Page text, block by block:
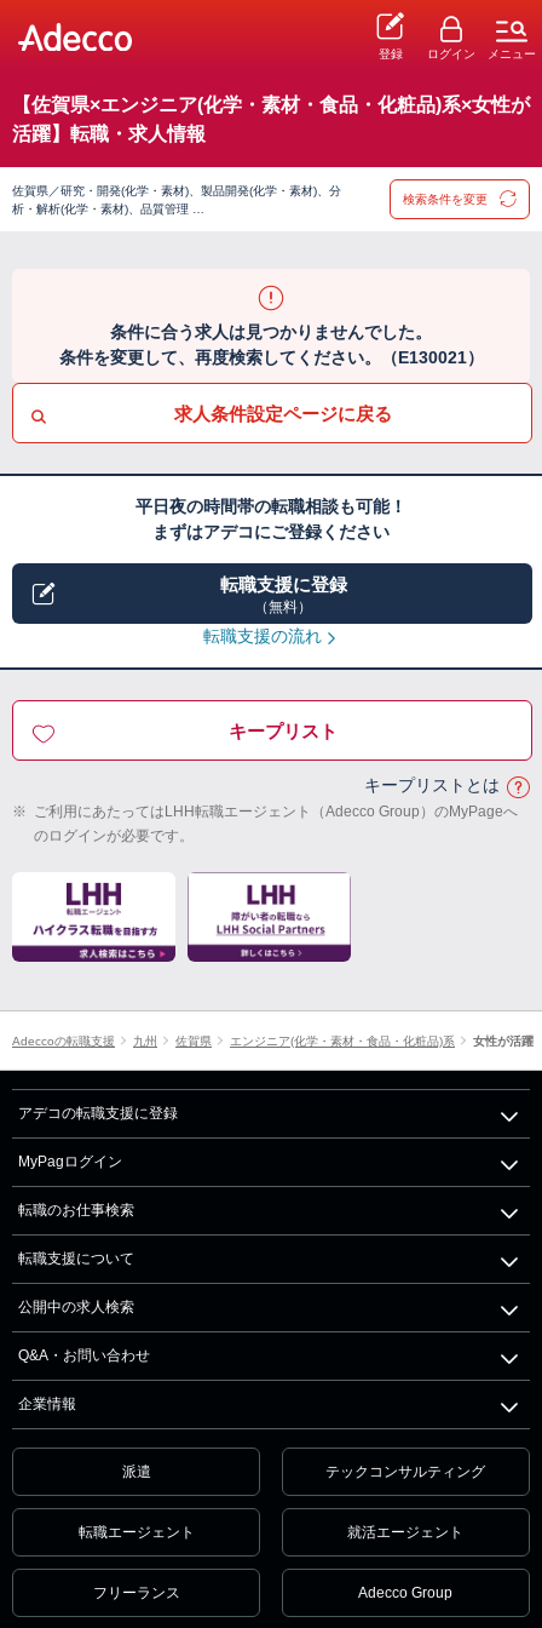
登録 ログイン メニュー
【佐賀県×エンジニア(化学・素材・食品・化粧品)系×女性が
活躍】転職・求人情報
佐賀県／研究・開発(化学・素材)、製品開発(化学・素材)、分
析・解析(化学・素材)、品質管理 …
検索条件を変更
条件に合う求人は見つかりませんでした。
条件を変更して、再度検索してください。（E130021）
求人条件設定ページに戻る
平日夜の時間帯の転職相談も可能！
まずはアデコにご登録ください
転職支援に登録
（無料）
転職支援の流れ
キープリスト
キープリストとは
※ ご利用にあたってはLHH転職エージェント（Adecco Group）のMyPageへ
のログインが必要です。
Adeccoの転職支援 九州 佐賀県 エンジニア(化学・素材・食品・化粧品)系 女性が活躍
アデコの転職支援に登録
MyPagログイン
転職のお仕事検索
転職支援について
公開中の求人検索
Q&A・お問い合わせ
企業情報
派遣 テックコンサルティング
転職エージェント 就活エージェント
フリーランス Adecco Group